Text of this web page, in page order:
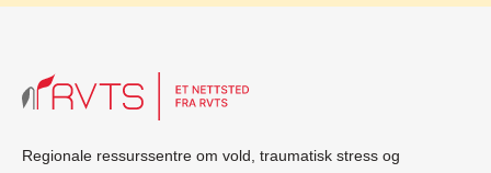
Regionale ressurssentre om vold, traumatisk stress og